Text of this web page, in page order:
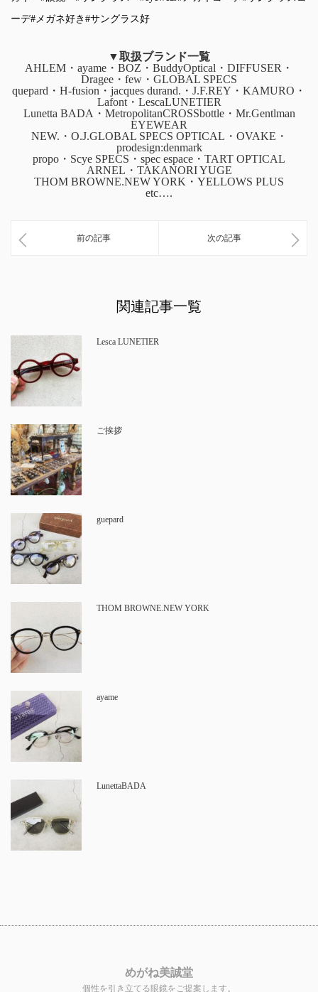
ーデ#メガネ好き #サングラス好
▼取扱ブランド一覧
AHLEM・ayame・BOZ・BuddyOptical・DIFFUSER・
Dragee・few・GLOBAL SPECS
quepard・H-fusion・jacques durand.・J.F.REY・KAMURO・
Lafont・LescaLUNETIER
Lunetta BADA・MetropolitanCROSSbottle・Mr.Gentlman
EYEWEAR
NEW.・O.J.GLOBAL SPECS OPTICAL・OVAKE・
prodesign:denmark
propo・Scye SPECS・spec espace・TART OPTICAL
ARNEL・TAKANORI YUGE
THOM BROWNE.NEW YORK・YELLOWS PLUS
etc….
前の記事 次の記事
関連記事一覧
Lesca LUNETIER
ご挨拶
guepard
THOM BROWNE.NEW YORK
ayame
LunettaBADA
めがね美誠堂
個性を引き立てる眼鏡をご提案します。